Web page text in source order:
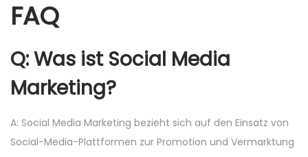
FAQ
Q: Was ist Social Media
Marketing?
A: Social Media Marketing bezieht sich auf den Einsatz von
Social-Media-Plattformen zur Promotion und Vermarktung